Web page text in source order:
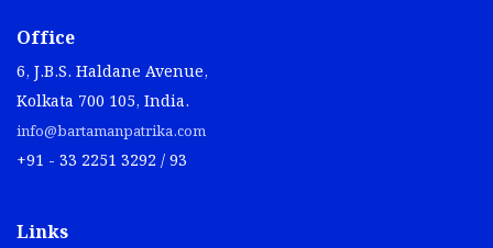
Office
6, J.B.S. Haldane Avenue,
Kolkata 700 105, India.
info@bartamanpatrika.com
+91 - 33 2251 3292 / 93
Links